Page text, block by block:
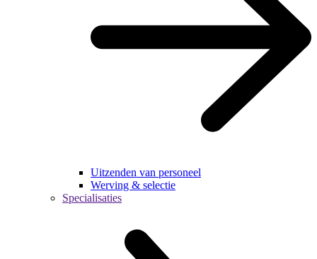
Uitzenden van personeel
Werving & selectie
Specialisaties